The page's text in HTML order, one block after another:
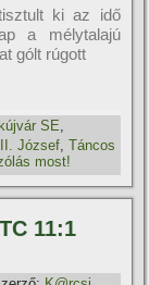
ki az idő
a mélytalajú
gólt rúgott
SE,
József,Táncos
most!
11:1